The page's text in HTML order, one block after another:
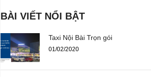
BÀI VIẾT NỔI BẬT
Taxi Nội Bài Trọn gói
01/02/2020